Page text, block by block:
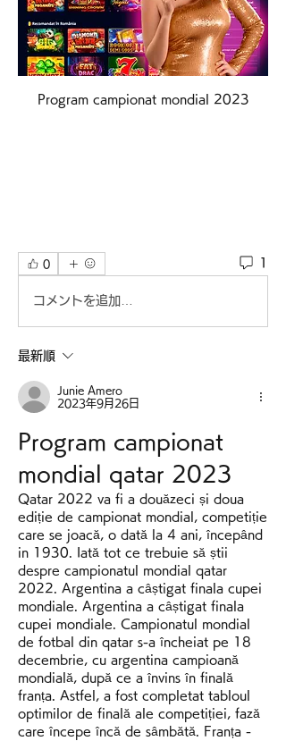
Program campionat mondial 2023
0 1
コメントを追加…
最新順
Junie Amero
2023年9月26日
Program campionat
mondial qatar 2023
Qatar 2022 va fi a douăzeci și doua
ediție de campionat mondial, competiție
care se joacă, o dată la 4 ani, începând
in 1930. Iată tot ce trebuie să știi
despre campionatul mondial qatar
2022. Argentina a câștigat finala cupei
mondiale. Argentina a câștigat finala
cupei mondiale. Campionatul mondial
de fotbal din qatar s-a încheiat pe 18
decembrie, cu argentina campioană
mondială, după ce a învins în finală
franța. Astfel, a fost completat tabloul
optimilor de finală ale competiției, fază
care începe încă de sâmbătă. Franța -